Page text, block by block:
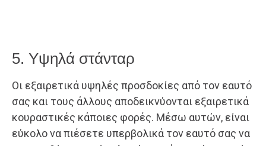
5. Υψηλά στάνταρ
Οι εξαιρετικά υψηλές προσδοκίες από τον εαυτό
σας και τους άλλους αποδεικνύονται εξαιρετικά
κουραστικές κάποιες φορές. Μέσω αυτών, είναι
εύκολο να πιέσετε υπερβολικά τον εαυτό σας να